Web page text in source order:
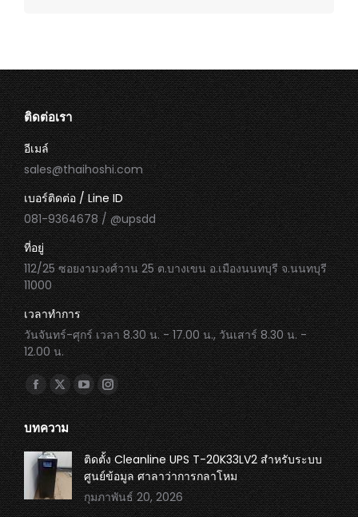
ติดต่อเรา
อีเมล์
sales@thaihoshi.com
เบอร์ติดต่อ / Line ID
081-9364678 / @upsdd
ที่อยู่
112/25 ซอยงามวงศ์วาน 25 ต.บางเขน อ.เมืองนนทบุรี จ.นนทบุรี
11000
เวลาทำการ
วันจันทร์-ศุกร์ เวลา 8.30 น. - 17.00 น., วันเสาร์ 8.30 น. -
12.00 น.
Find us on:
Facebook
page
opens
in
new
window
X
page
opens
in
new
window
YouTube
page
opens
in
new
window
Instagram
page
opens
in
new
window
บทความ
ติดตั้ง Cleanline UPS T-20K33LV2 สำหรับระบบ
ศูนย์ข้อมูล ศาลาว่าการกลาโหม
กุมภาพันธ์ 20, 2026